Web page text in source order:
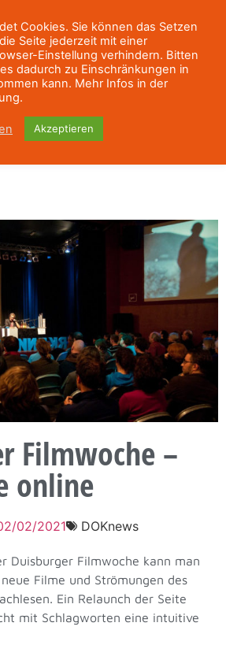
Filmwoche –
online
02/2021 DOKnews
Duisburger Filmwoche kann man
Filme und Strömungen des
Ein Relaunch der Seite
mit Schlagworten eine intuitive
Cookies. Sie können das Setzen
Seite jederzeit mit einer
Einstellung verhindern. Bitten
dadurch zu Einschränkungen in
kann. Mehr Infos in der
Akzeptieren